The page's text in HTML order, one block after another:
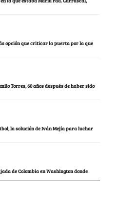
opción que criticar la puerta por la que
Torres, 60 años después de haber sido
la solución de Iván Mejía para luchar
de Colombia en Washington donde